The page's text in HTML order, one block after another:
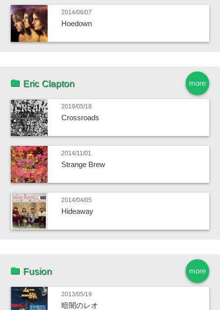
2014/06/07
Hoedown
more
Eric Clapton
2019/05/18
Crossroads
2014/11/01
Strange Brew
2014/04/05
Hideaway
more
Fusion
2013/05/19
暗闇のレオ